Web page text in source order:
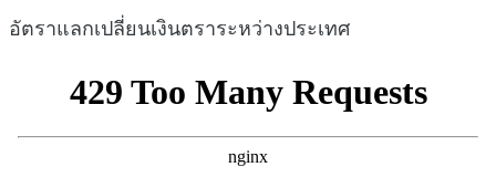
อัตราแลกเปลี่ยนเงินตราระหว่างประเทศ